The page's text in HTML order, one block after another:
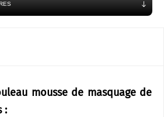
mousse de masquage de
: